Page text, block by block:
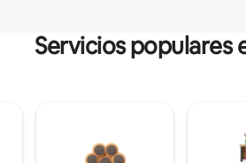
Servicios populares